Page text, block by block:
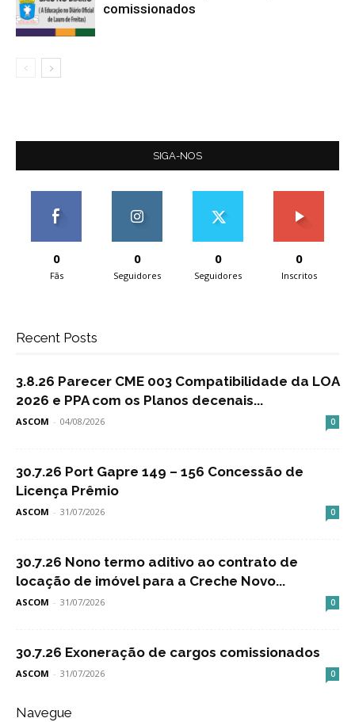
comissionados
SIGA-NOS
0
Fãs
0
Seguidores
0
Seguidores
0
Inscritos
Recent Posts
3.8.26 Parecer CME 003 Compatibilidade da LOA
2026 e PPA com os Planos decenais...
ASCOM - 04/08/2026 0
30.7.26 Port Gapre 149 – 156 Concessão de
Licença Prêmio
ASCOM - 31/07/2026 0
30.7.26 Nono termo aditivo ao contrato de
locação de imóvel para a Creche Novo...
ASCOM - 31/07/2026 0
30.7.26 Exoneração de cargos comissionados
ASCOM - 31/07/2026 0
Navegue